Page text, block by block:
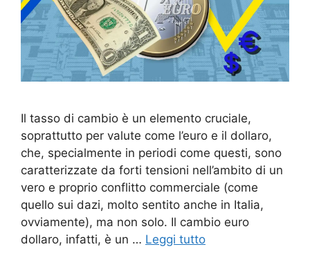
Il tasso di cambio è un elemento cruciale,
soprattutto per valute come l’euro e il dollaro,
che, specialmente in periodi come questi, sono
caratterizzate da forti tensioni nell’ambito di un
vero e proprio conflitto commerciale (come
quello sui dazi, molto sentito anche in Italia,
ovviamente), ma non solo. Il cambio euro
dollaro, infatti, è un … Leggi tutto